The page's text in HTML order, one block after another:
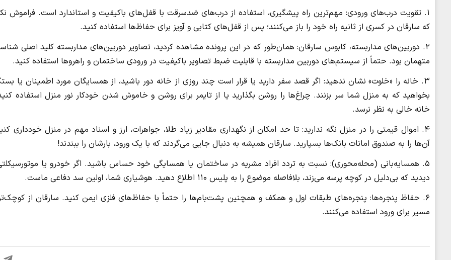
۱. تقویت درب‌های ورودی: مهم‌ترین راه پیشگیری، استفاده از درب‌های ضدسرقت با قفل‌های باکیفیت و استاندارد است. فراموش
که سارقان در کسری از ثانیه راه خود را باز می‌کنند؛ پس از قفل‌های کتابی و آویز برای حفاظ‌ها استفاده کنید.
۲. دوربین‌های مداربسته، کابوس سارقان: همان‌طور که در این پرونده مشاهده کردید، تصاویر دوربین‌های مداربسته کلید اصلی
متهمان بود. حتماً از سیستم‌های دوربین مداربسته با قابلیت ضبط تصاویر باکیفیت در ورودی ساختمان و راهروها استفاده کنید.
۳. خانه را «خلوت» نشان ندهید: اگر قصد سفر دارید یا قرار است چند روزی از خانه دور باشید، از همسایگان مورد اطمینان یا
بخواهید که به منزل شما سر بزنند. چراغ‌ها را روشن بگذارید یا از تایمر برای روشن و خاموش شدن خودکار نور منزل استفاده
خانه خالی به نظر نرسد.
۴. اموال قیمتی را در منزل نگه ندارید: تا حد امکان از نگهداری مقادیر زیاد طلا، جواهرات، ارز و اسناد مهم در منزل خودداری
آن‌ها را به صندوق امانات بانک‌ها بسپارید. سارقان همیشه به دنبال جایی می‌گردند که با یک ورود، بارشان را ببندند!
۵. همسایه‌بانی (محله‌محوری): نسبت به تردد افراد مشریه در ساختمان یا همسایگی خود حساس باشید. اگر خودرو یا
دیدید که بی‌دلیل در کوچه پرسه می‌زند، بلافاصله موضوع را به پلیس ۱۱۰ اطلاع دهید. هوشیاری شما، اولین سد دفاعی ماست.
۶. حفاظ پنجره‌ها: پنجره‌های طبقات اول و همکف و همچنین پشت‌بام‌ها را حتماً با حفاظ‌های فلزی ایمن کنید. سارقان از
مسیر برای ورود استفاده می‌کنند.